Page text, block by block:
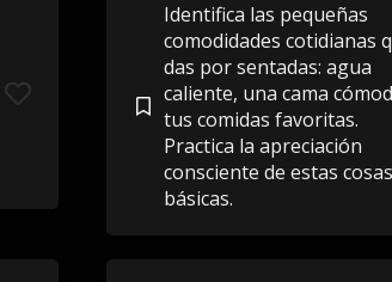
Identifica las pequeñas
comodidades cotidianas
das por sentadas: agua
caliente, una cama
tus comidas favoritas.
Practica la apreciación
consciente de estas cosas
básicas.